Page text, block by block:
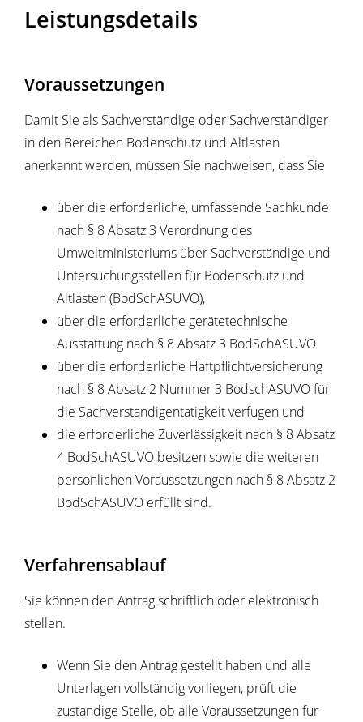
Leistungsdetails
Voraussetzungen
Damit Sie als Sachverständige oder Sachverständiger
in den Bereichen Bodenschutz und Altlasten
anerkannt werden, müssen Sie nachweisen, dass Sie
über die erforderliche, umfassende Sachkunde
nach § 8 Absatz 3 Verordnung des
Umweltministeriums über Sachverständige und
Untersuchungsstellen für Bodenschutz und
Altlasten (BodSchASUVO),
über die erforderliche gerätetechnische
Ausstattung nach § 8 Absatz 3 BodSchASUVO
über die erforderliche Haftpflichtversicherung
nach § 8 Absatz 2 Nummer 3 BodschASUVO für
die Sachverständigentätigkeit verfügen und
die erforderliche Zuverlässigkeit nach § 8 Absatz
4 BodSchASUVO besitzen sowie die weiteren
persönlichen Voraussetzungen nach § 8 Absatz 2
BodSchASUVO erfüllt sind.
Verfahrensablauf
Sie können den Antrag schriftlich oder elektronisch
stellen.
Wenn Sie den Antrag gestellt haben und alle
Unterlagen vollständig vorliegen, prüft die
zuständige Stelle, ob alle Voraussetzungen für